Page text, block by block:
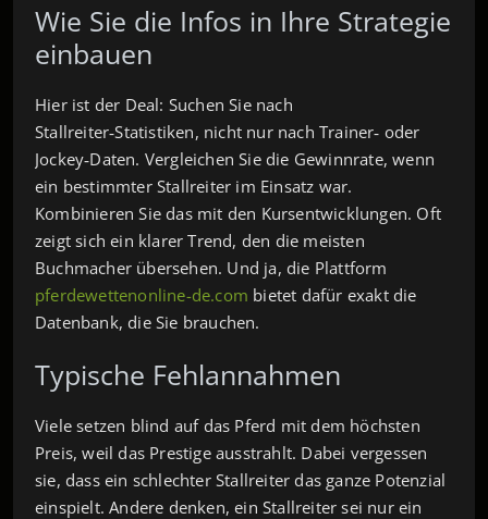
Wie Sie die Infos in Ihre Strategie
einbauen
Hier ist der Deal: Suchen Sie nach
Stallreiter‑Statistiken, nicht nur nach Trainer‑ oder
Jockey‑Daten. Vergleichen Sie die Gewinnrate, wenn
ein bestimmter Stallreiter im Einsatz war.
Kombinieren Sie das mit den Kursentwicklungen. Oft
zeigt sich ein klarer Trend, den die meisten
Buchmacher übersehen. Und ja, die Plattform
pferdewettenonline-de.com bietet dafür exakt die
Datenbank, die Sie brauchen.
Typische Fehlannahmen
Viele setzen blind auf das Pferd mit dem höchsten
Preis, weil das Prestige ausstrahlt. Dabei vergessen
sie, dass ein schlechter Stallreiter das ganze Potenzial
einspielt. Andere denken, ein Stallreiter sei nur ein